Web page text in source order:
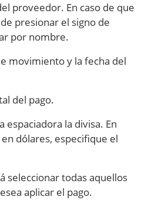
proveedor. En caso de que
presionar el signo de
por nombre.
movimiento y la fecha del
del pago.
espaciadora la divisa. En
dólares, especifique el
seleccionar todas aquellos
aplicar el pago.